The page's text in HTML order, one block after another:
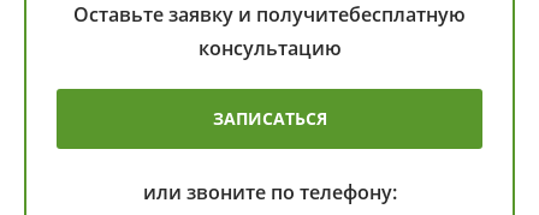
Оставьте заявку и получитебесплатную
консультацию
ЗАПИСАТЬСЯ
или звоните по телефону: